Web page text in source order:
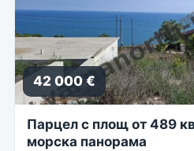
42 000 €
Парцел с площ от 489
морска панорама